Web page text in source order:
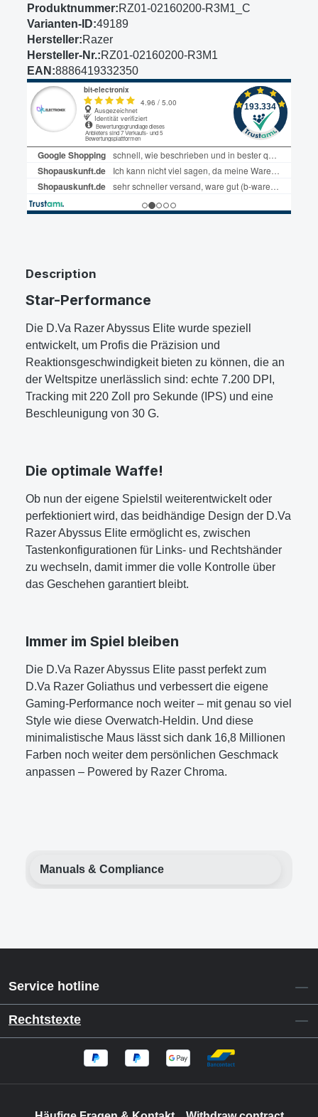
Produktnummer:RZ01-02160200-R3M1_C
Varianten-ID:49189
Hersteller:Razer
Hersteller-Nr.:RZ01-02160200-R3M1
EAN:8886419332350
Description
Star-Performance
Die D.Va Razer Abyssus Elite wurde speziell
entwickelt, um Profis die Präzision und
Reaktionsgeschwindigkeit bieten zu können, die an
der Weltspitze unerlässlich sind: echte 7.200 DPI,
Tracking mit 220 Zoll pro Sekunde (IPS) und eine
Beschleunigung von 30 G.
Die optimale Waffe!
Ob nun der eigene Spielstil weiterentwickelt oder
perfektioniert wird, das beidhändige Design der D.Va
Razer Abyssus Elite ermöglicht es, zwischen
Tastenkonfigurationen für Links- und Rechtshänder
zu wechseln, damit immer die volle Kontrolle über
das Geschehen garantiert bleibt.
Immer im Spiel bleiben
Die D.Va Razer Abyssus Elite passt perfekt zum
D.Va Razer Goliathus und verbessert die eigene
Gaming-Performance noch weiter – mit genau so viel
Style wie diese Overwatch-Heldin. Und diese
minimalistische Maus lässt sich dank 16,8 Millionen
Farben noch weiter dem persönlichen Geschmack
anpassen – Powered by Razer Chroma.
Manuals & Compliance
Service hotline
Rechtstexte